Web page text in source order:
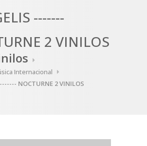
-------
2 VINILOS
Internacional
NOCTURNE 2 VINILOS